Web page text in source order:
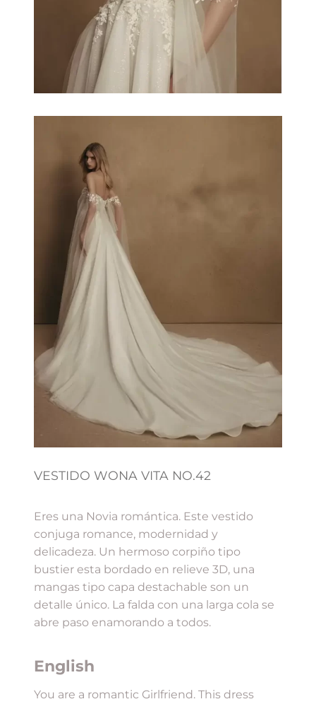
VESTIDO WONA VITA NO.42
Eres una Novia romántica. Este vestido
conjuga romance, modernidad y
delicadeza. Un hermoso corpiño tipo
bustier esta bordado en relieve 3D, una
mangas tipo capa destachable son un
detalle único. La falda con una larga cola se
abre paso enamorando a todos.
English
You are a romantic Girlfriend. This dress